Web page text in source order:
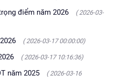
điểm năm 2026
( 2026-03-
( 2026-03-17 00:00:00)
( 2026-03-17 10:16:36)
năm 2025
( 2026-03-16